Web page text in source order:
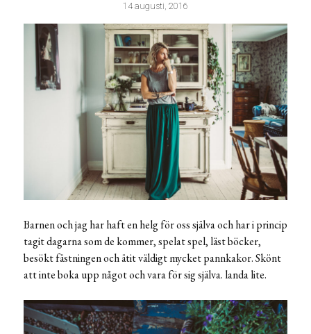
14 augusti, 2016
Barnen och jag har haft en helg för oss själva och har i princip
tagit dagarna som de kommer, spelat spel, läst böcker,
besökt fästningen och ätit väldigt mycket pannkakor. Skönt
att inte boka upp något och vara för sig själva. landa lite.